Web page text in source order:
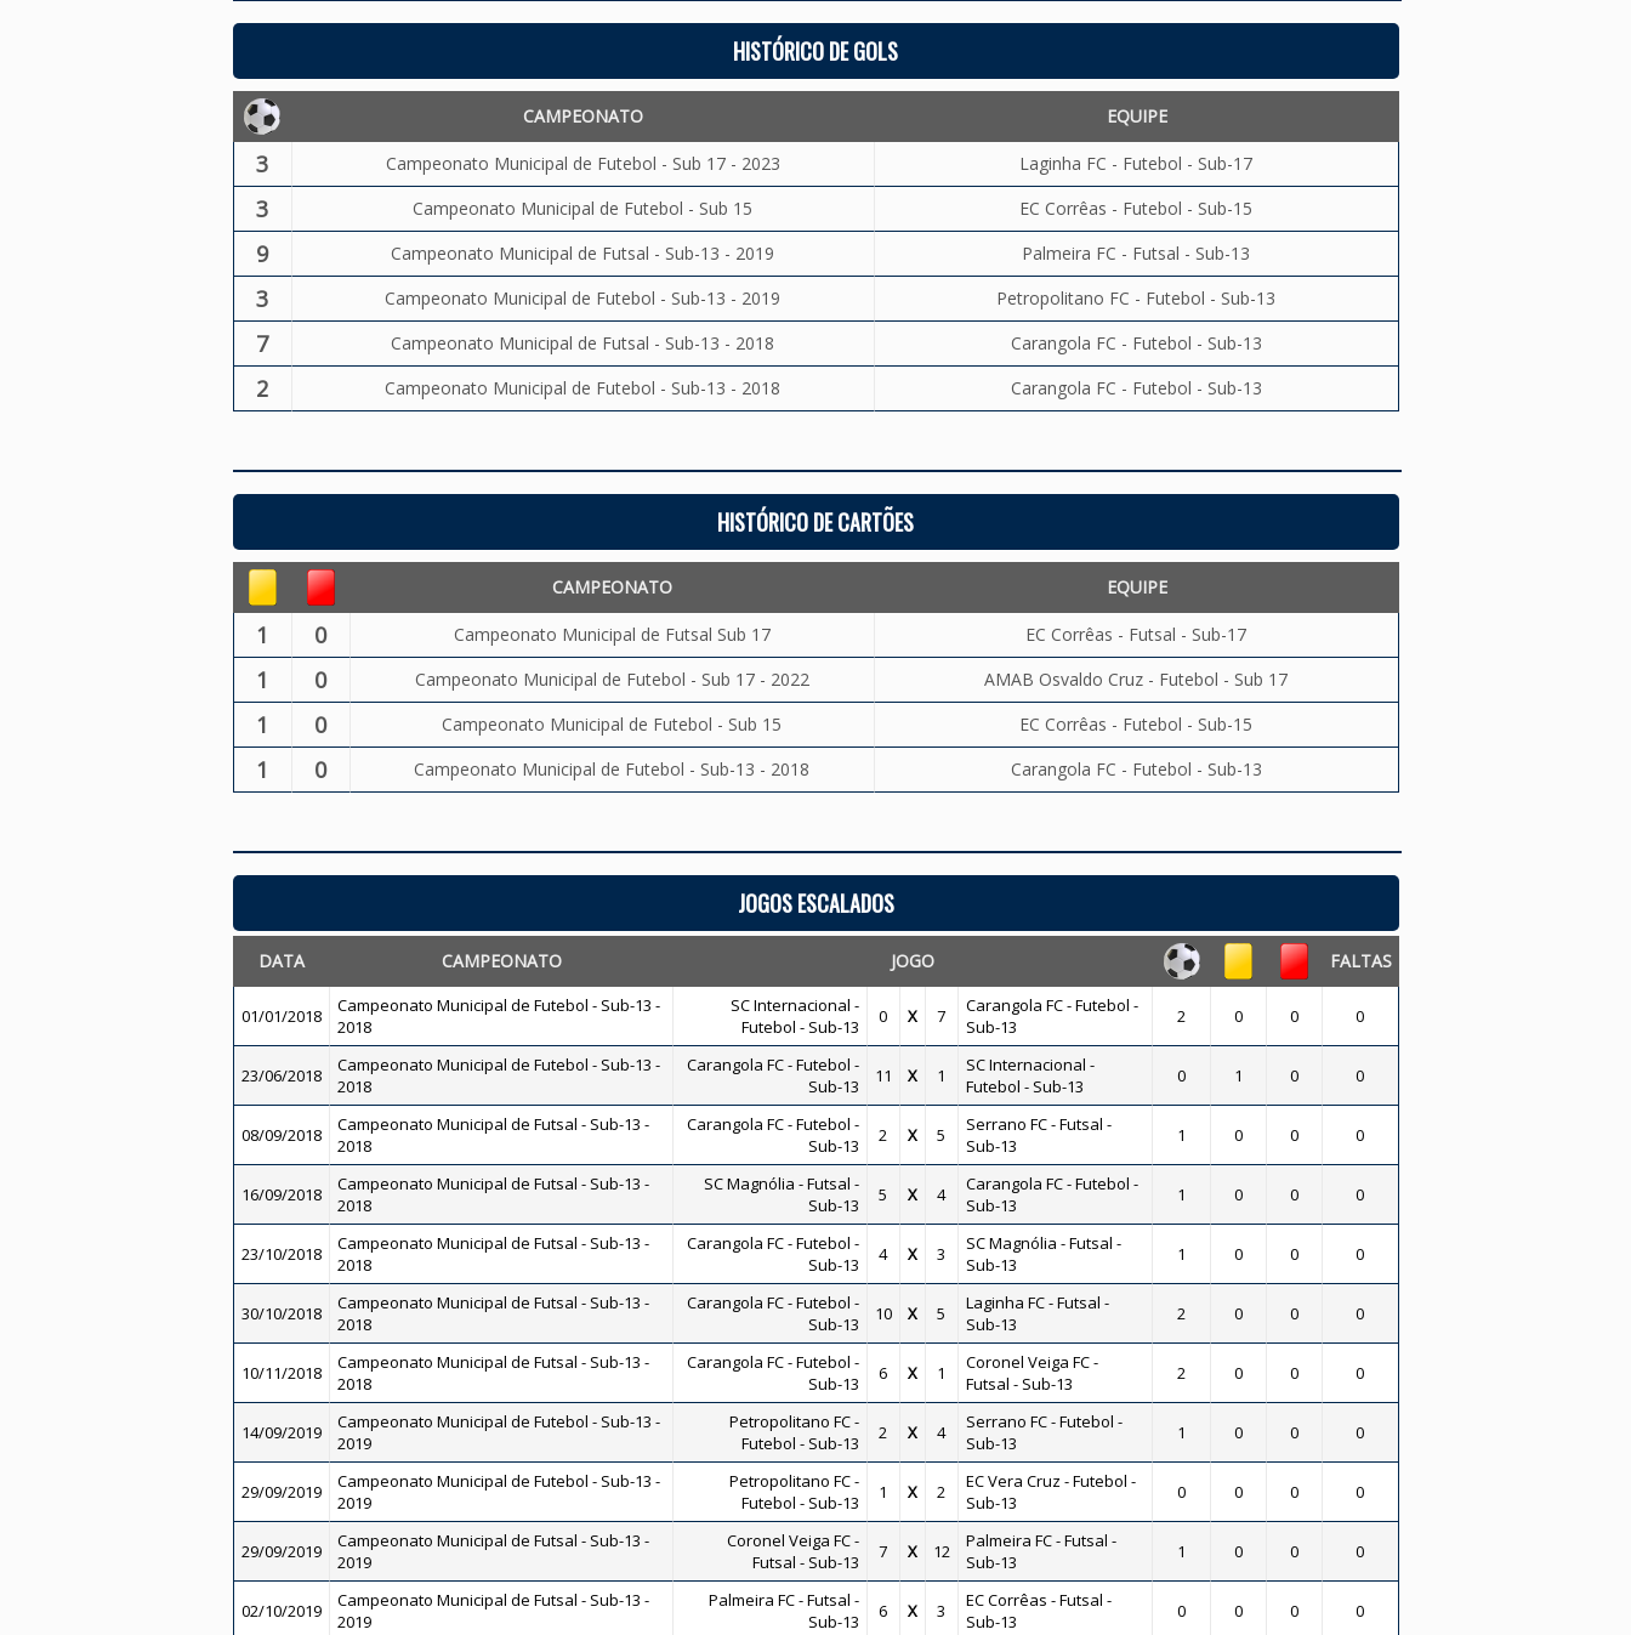
HISTÓRICO DE GOLS
CAMPEONATO EQUIPE
3 Campeonato Municipal de Futebol - Sub 17 - 2023 Laginha FC - Futebol - Sub-17
3 Campeonato Municipal de Futebol - Sub 15 EC Corrêas - Futebol - Sub-15
9 Campeonato Municipal de Futsal - Sub-13 - 2019 Palmeira FC - Futsal - Sub-13
3 Campeonato Municipal de Futebol - Sub-13 - 2019 Petropolitano FC - Futebol - Sub-13
7 Campeonato Municipal de Futsal - Sub-13 - 2018 Carangola FC - Futebol - Sub-13
2 Campeonato Municipal de Futebol - Sub-13 - 2018 Carangola FC - Futebol - Sub-13
HISTÓRICO DE CARTÕES
CAMPEONATO EQUIPE
1 0 Campeonato Municipal de Futsal Sub 17 EC Corrêas - Futsal - Sub-17
1 0 Campeonato Municipal de Futebol - Sub 17 - 2022 AMAB Osvaldo Cruz - Futebol - Sub 17
1 0 Campeonato Municipal de Futebol - Sub 15 EC Corrêas - Futebol - Sub-15
1 0 Campeonato Municipal de Futebol - Sub-13 - 2018 Carangola FC - Futebol - Sub-13
JOGOS ESCALADOS
DATA CAMPEONATO JOGO FALTAS
01/01/2018
Campeonato Municipal de Futebol - Sub-13 -
2018
SC Internacional -
Futebol - Sub-13
0 X 7
Carangola FC - Futebol -
Sub-13
2 0 0 0
23/06/2018
Campeonato Municipal de Futebol - Sub-13 -
2018
Carangola FC - Futebol -
Sub-13
11 X 1
SC Internacional -
Futebol - Sub-13
0 1 0 0
08/09/2018
Campeonato Municipal de Futsal - Sub-13 -
2018
Carangola FC - Futebol -
Sub-13
2 X 5
Serrano FC - Futsal -
Sub-13
1 0 0 0
16/09/2018
Campeonato Municipal de Futsal - Sub-13 -
2018
SC Magnólia - Futsal -
Sub-13
5 X 4
Carangola FC - Futebol -
Sub-13
1 0 0 0
23/10/2018
Campeonato Municipal de Futsal - Sub-13 -
2018
Carangola FC - Futebol -
Sub-13
4 X 3
SC Magnólia - Futsal -
Sub-13
1 0 0 0
30/10/2018
Campeonato Municipal de Futsal - Sub-13 -
2018
Carangola FC - Futebol -
Sub-13
10 X 5
Laginha FC - Futsal -
Sub-13
2 0 0 0
10/11/2018
Campeonato Municipal de Futsal - Sub-13 -
2018
Carangola FC - Futebol -
Sub-13
6 X 1
Coronel Veiga FC -
Futsal - Sub-13
2 0 0 0
14/09/2019
Campeonato Municipal de Futebol - Sub-13 -
2019
Petropolitano FC -
Futebol - Sub-13
2 X 4
Serrano FC - Futebol -
Sub-13
1 0 0 0
29/09/2019
Campeonato Municipal de Futebol - Sub-13 -
2019
Petropolitano FC -
Futebol - Sub-13
1 X 2
EC Vera Cruz - Futebol -
Sub-13
0 0 0 0
29/09/2019
Campeonato Municipal de Futsal - Sub-13 -
2019
Coronel Veiga FC -
Futsal - Sub-13
7 X 12
Palmeira FC - Futsal -
Sub-13
1 0 0 0
02/10/2019
Campeonato Municipal de Futsal - Sub-13 -
2019
Palmeira FC - Futsal -
Sub-13
6 X 3
EC Corrêas - Futsal -
Sub-13
0 0 0 0